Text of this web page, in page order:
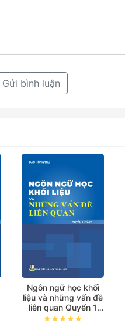
Gửi bình luận
Ngôn ngữ học khối
liệu và những vấn đề
liên quan Quyển 1
Tập 1